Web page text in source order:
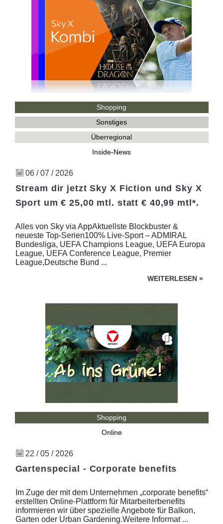
Shopping
Sonstiges
Überregional
Inside-News
06 / 07 / 2026
Stream dir jetzt Sky X Fiction und Sky X
Sport um € 25,00 mtl. statt € 40,99 mtl*.
Alles von Sky via AppAktuellste Blockbuster &
neueste Top-Serien100% Live-Sport – ADMIRAL
Bundesliga, UEFA Champions League, UEFA Europa
League, UEFA Conference League, Premier
League,Deutsche Bund ...
WEITERLESEN »
Shopping
Online
22 / 05 / 2026
Gartenspecial - Corporate benefits
Im Zuge der mit dem Unternehmen „corporate benefits“
erstellten Online-Plattform für Mitarbeiterbenefits
informieren wir über spezielle Angebote für Balkon,
Garten oder Urban Gardening.Weitere Informat ...